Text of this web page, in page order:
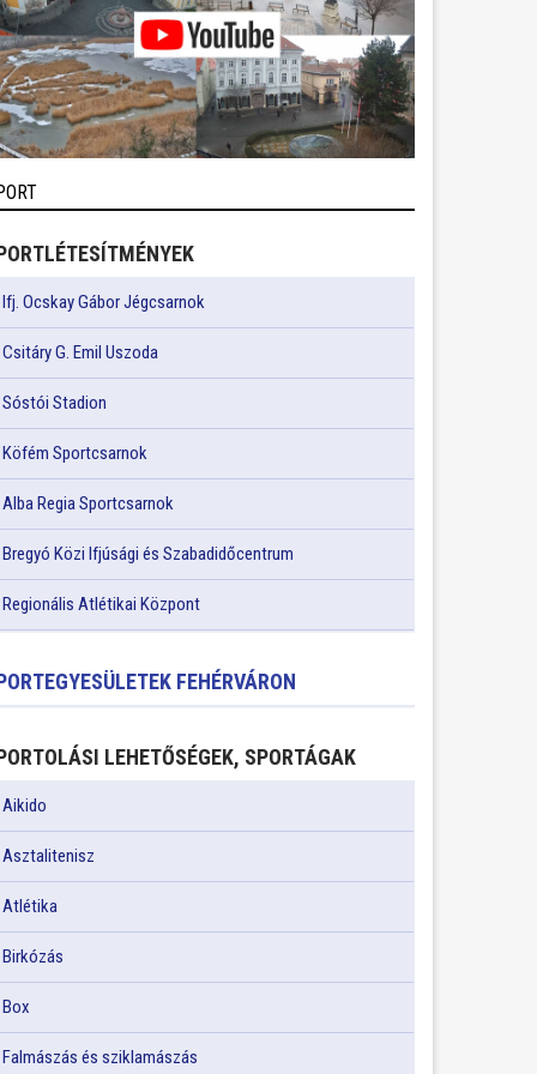
Ifj. Ocskay Gábor Jégcsarnok
Csitáry G. Emil Uszoda
Sóstói Stadion
Köfém Sportcsarnok
Alba Regia Sportcsarnok
Bregyó Közi Ifjúsági és Szabadidőcentrum
Regionális Atlétikai Központ
FEHÉRVÁRON
LEHETŐSÉGEK, SPORTÁGAK
Aikido
Asztalitenisz
Atlétika
Birkózás
Box
Falmászás és sziklamászás